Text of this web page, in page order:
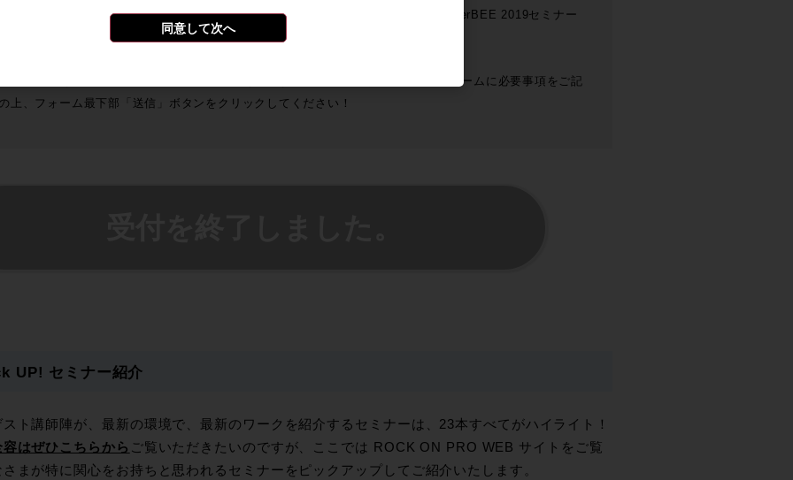
体験するためにはスピーカーアレイの内側で聴くことが必須！そこで、今回のInterBEE 2019セミナー
お席のリザーブを承ります!!
のご予約をご希望の方は、下記「セミナーを予約する」ボタンよりご予約専用フォームに必要事項をご記
上、フォーム最下部「送信」ボタンをクリックしてください！
UP! セミナー紹介
ト講師陣が、最新の環境で、最新のワークを紹介するセミナーは、23本すべてがハイライト！
はぜひこちらから ご覧いただきたいのですが、ここでは ROCK ON PRO WEB サイトをご覧
まが特に関心をお持ちと思われるセミナーをピックアップしてご紹介いたします。
同意して次へ